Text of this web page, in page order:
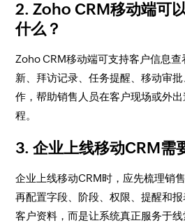
2. Zoho CRM移动端可
什么？
Zoho CRM移动端可支持客户信息
新、拜访记录、任务提醒、移动审
作，帮助销售人员在客户现场或外
程。
3. 企业上线移动CRM需
企业上线移动CRM时，应先梳理销
再配置字段、阶段、权限、提醒和
客户资料，而是让系统真正服务于